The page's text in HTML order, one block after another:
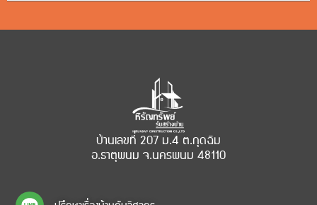
บ้านเลขที่ 207 ม.4 ต.กุดฉิม
อ.ธาตุพนม จ.นครพนม 48110